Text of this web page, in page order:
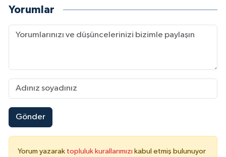
Yorumlar
Gönder
Yorum yazarak topluluk kurallarımızı kabul etmiş bulunuyor